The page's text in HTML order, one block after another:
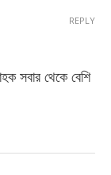
সবার থেকে বেশি
REPLY